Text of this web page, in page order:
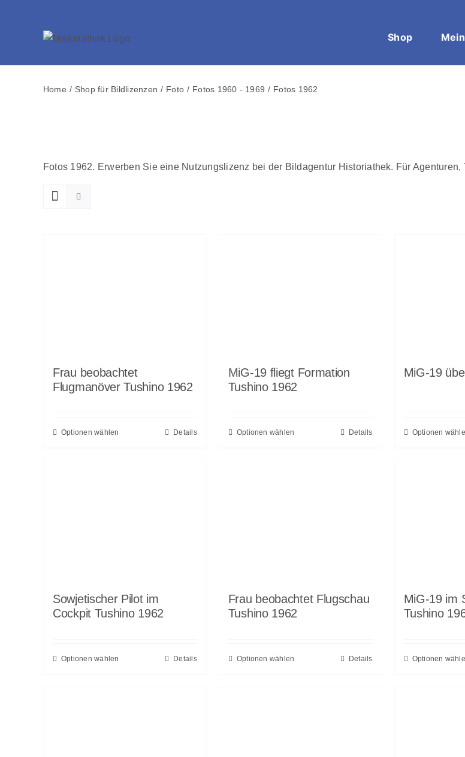
Shop
Home Shop für Bildlizenzen Foto Fotos 1960 - 1969 Fotos 1962
Fotos 1962. Erwerben Sie eine Nutzungslizenz bei der Bildagentur Historiathek. Für
Frau beobachtet
Flugmanöver Tushino 1962
Optionen wählen Details
MiG-19 fliegt Formation
Tushino 1962
Optionen wählen Details
MiG-19
Optionen
Sowjetischer Pilot im
Cockpit Tushino 1962
Optionen wählen Details
Frau beobachtet Flugschau
Tushino 1962
Optionen wählen Details
MiG-19 im
Tushino
Optionen